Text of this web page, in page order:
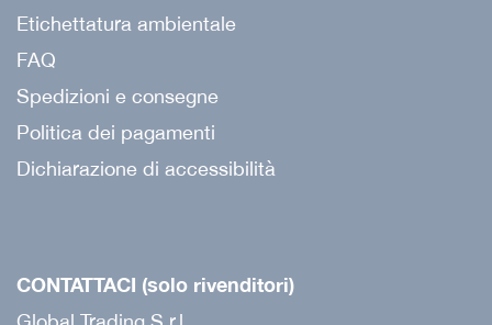
Etichettatura ambientale
FAQ
Spedizioni e consegne
Politica dei pagamenti
Dichiarazione di accessibilità
CONTATTACI (solo rivenditori)